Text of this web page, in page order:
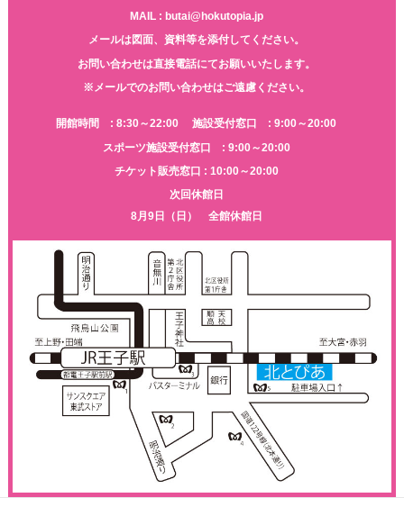
MAIL : butai@hokutopia.jp
メールは図面、資料等を添付してください。
お問い合わせは直接電話にてお願いいたします。
※メールでのお問い合わせはご遠慮ください。
開館時間 : 8:30～22:00
施設受付窓口 : 9:00～20:00
スポーツ施設受付窓口 : 9:00～20:00
チケット販売窓口 : 10:00～20:00
次回休館日
8月9日（日） 全館休館日